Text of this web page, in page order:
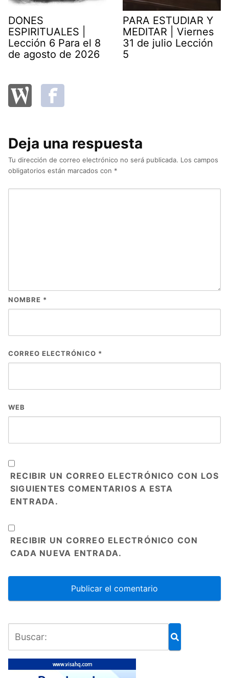
DONES
ESPIRITUALES |
Lección 6 Para el 8
de agosto de 2026
PARA ESTUDIAR Y
MEDITAR | Viernes
31 de julio Lección
5
Deja una respuesta
Tu dirección de correo electrónico no será publicada. Los campos
obligatorios están marcados con *
NOMBRE *
CORREO ELECTRÓNICO *
WEB
RECIBIR UN CORREO ELECTRÓNICO CON LOS
SIGUIENTES COMENTARIOS A ESTA
ENTRADA.
RECIBIR UN CORREO ELECTRÓNICO CON
CADA NUEVA ENTRADA.